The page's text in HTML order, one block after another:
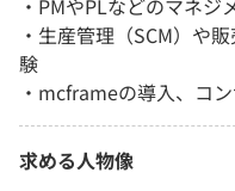
・PMやPLなどのマネ
・生産管理（SCM）や
験
・mcframeの導入、コ
求める人物像